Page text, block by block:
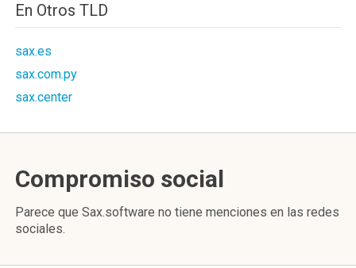
En Otros TLD
sax.es
sax.com.py
sax.center
Compromiso social
Parece que Sax.software no tiene menciones en las redes
sociales.